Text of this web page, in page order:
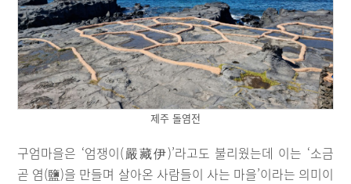
제주 돌염전
구엄마을은 ‘엄쟁이(嚴藏伊)’라고도 불리웠는데 이는 ‘소금
곧 염(鹽)을 만들며 살아온 사람들이 사는 마을’이라는 의미이